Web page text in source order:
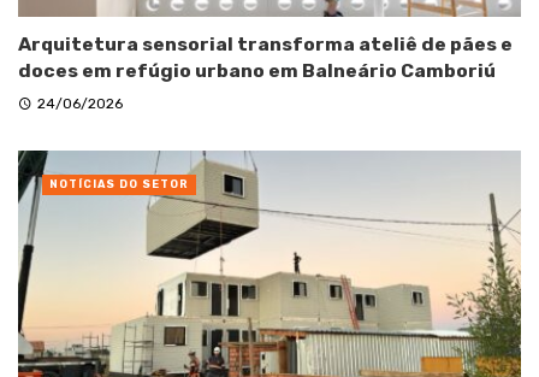
Arquitetura sensorial transforma ateliê de pães e
doces em refúgio urbano em Balneário Camboriú
24/06/2026
NOTÍCIAS DO SETOR